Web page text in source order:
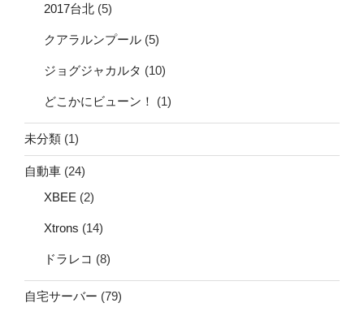
2017台北 (5)
クアラルンプール (5)
ジョグジャカルタ (10)
どこかにビューン！ (1)
未分類 (1)
自動車 (24)
XBEE (2)
Xtrons (14)
ドラレコ (8)
自宅サーバー (79)